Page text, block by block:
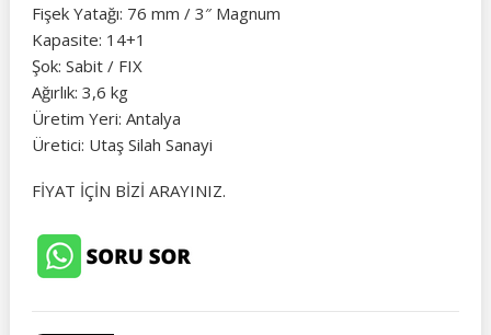
Fişek Yatağı: 76 mm / 3″ Magnum
Kapasite: 14+1
Şok: Sabit / FIX
Ağırlık: 3,6 kg
Üretim Yeri: Antalya
Üretici: Utaş Silah Sanayi
FİYAT İÇİN BİZİ ARAYINIZ.